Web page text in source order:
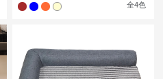
全4色